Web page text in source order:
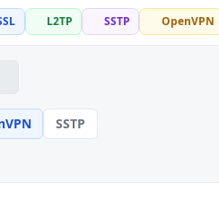
L2TP SSTP OpenVPN
SSTP